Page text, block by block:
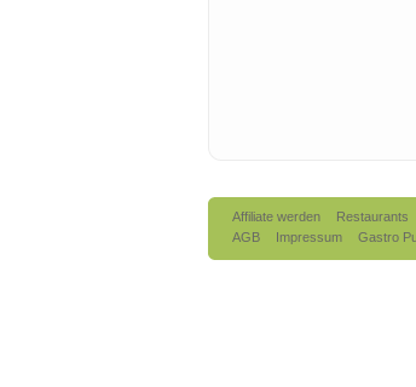
Affiliate werden Restaurants
AGB
Impressum Gastro